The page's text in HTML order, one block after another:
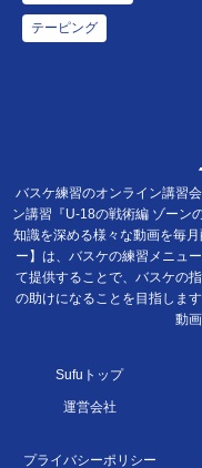
テーピング
バスケ練習のオンライン講習
ン講習『U-18の戦術編 ゾーン
知識を深める様々な動画を毎
ー】は、バスケの練習メニュ
て提供することで、バスケの
の助けになることを目指しま
動
Sufuトップ
運営会社
プライバシーポリシー